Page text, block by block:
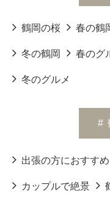
鶴岡の桜 春の鶴
冬の鶴岡 春のグ
冬のグルメ
#
出張の方におすすめ
カップルで絶景